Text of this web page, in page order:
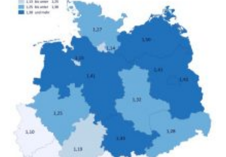
unterschiedliche Einkommensgruppen sowie für in
Deutschland geborene Menschen und Zugewanderte
verändert hat. Das Ergebnis: Während Personen mit
hohen Einkommen (oberstes Quintil der Verteilung der
Nettoäquivalenzeinkommen) nur einen moderaten
Anstieg des Mietanteils am Gesamteinkommen
hinnehmen mussten, nahm die Belastung bei
Menschen mit…